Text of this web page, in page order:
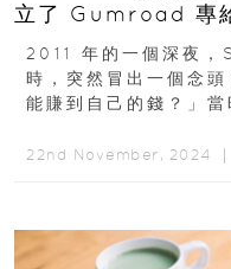
立了 Gumroad 專
Eminem都是他的客
2011 年的一個深夜
時，突然冒出一個念
能賺到自己的錢？」
22nd November, 2024 ｜